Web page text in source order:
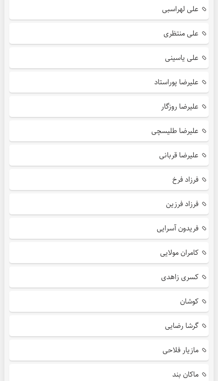
علی لهراسبی
علی منتظری
علی یاسینی
علیرضا پوراستاد
علیرضا روزگار
علیرضا طلیسچی
علیرضا قربانی
فرزاد فرخ
فرزاد فرزین
فریدون آسرایی
کامران مولایی
کسری زاهدی
کوشان
گرشا رضایی
مازیار فلاحی
ماکان بند